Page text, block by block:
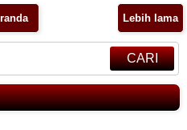
Lebih lama
CARI